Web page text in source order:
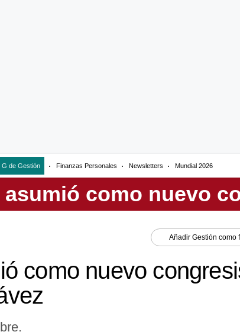
G de Gestión Finanzas Personales Newsletters Mundial 2026
Añadir Gestión como
como nuevo